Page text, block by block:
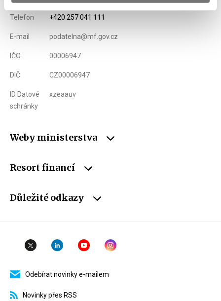
Telefon +420 257 041 111
E-mail podatelna@mf.gov.cz
IČO 00006947
DIČ CZ00006947
ID Datové
schránky
xzeaauv
Weby ministerstva
Resort financí
Důležité odkazy
Odebírat novinky e-mailem
Novinky přes RSS